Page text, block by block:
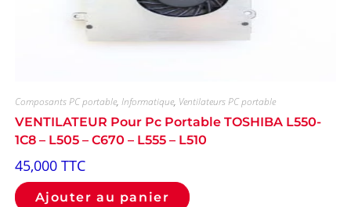
Composants PC portable, Informatique, Ventilateurs PC portable
VENTILATEUR Pour Pc Portable TOSHIBA L550-
1C8 – L505 – C670 – L555 – L510
45,000 TTC
Ajouter au panier